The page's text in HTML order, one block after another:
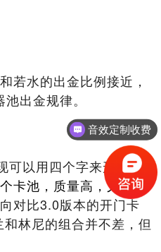
若水的出金比例接近，
出金规律。
可以用四个字来形容：
卡池，质量高，尤其是
对比3.0版本的开门卡
林尼的组合并不差，但
音效定制收费